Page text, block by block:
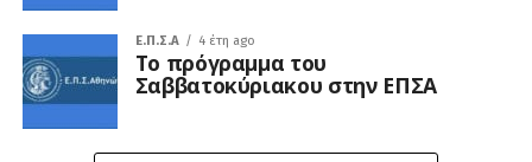
Ε.Π.Σ.Α 4 έτη ago
Το πρόγραμμα του
Σαββατοκύριακου στην ΕΠΣΑ